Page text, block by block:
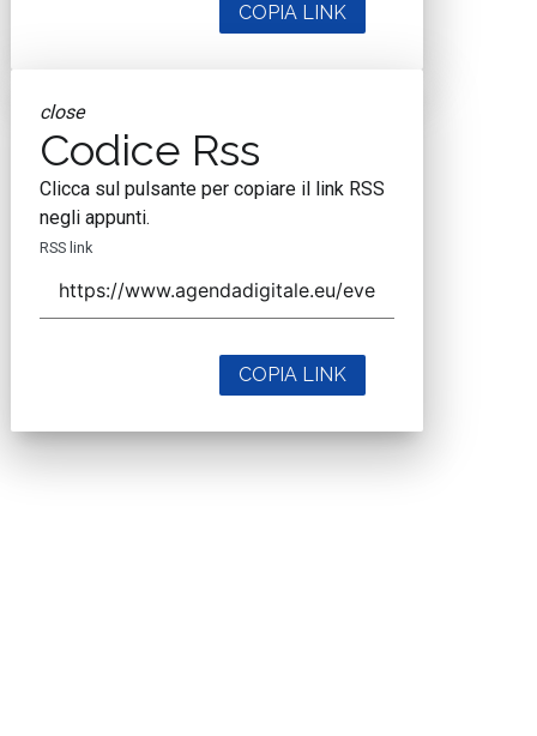
COPIA LINK
close
Codice Rss
Clicca sul pulsante per copiare il link RSS
negli appunti.
RSS link
COPIA LINK